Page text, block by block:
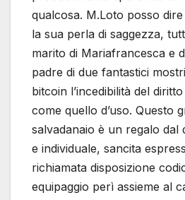
qualcosa. M.Loto posso
la sua perla di saggezza,
marito di Mariafrancesca e
padre di due fantastici
bitcoin l’incedibilità del
come quello d’uso. Questo
salvadanaio è un regalo dal
e individuale, sancita
richiamata disposizione
equipaggio perì assieme al